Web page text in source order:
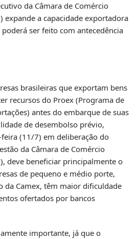
da Câmara de Comércio
expande a capacidade exportadora
ser feito com antecedência
brasileiras que exportam bens
recursos do Proex (Programa de
antes do embarque de suas
de desembolso prévio,
(11/7) em deliberação do
da Câmara de Comércio
deve beneficiar principalmente o
de pequeno e médio porte,
da Camex, têm maior dificuldade
ofertados por bancos
importante, já que o